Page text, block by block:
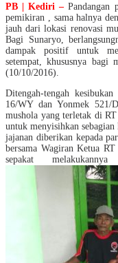
PB | Kediri – Pandangan
pemikiran , sama halnya
jauh dari lokasi renovasi
Bagi Sunaryo,
dampak positif untuk
setempat, khususnya bagi
(10/10/2016).
Ditengah-tengah
16/WY dan Yonmek 521/
mushola yang terletak di
untuk menyisihkan
jajanan diberikan kepada
bersama Wagiran Ketua
sepakat